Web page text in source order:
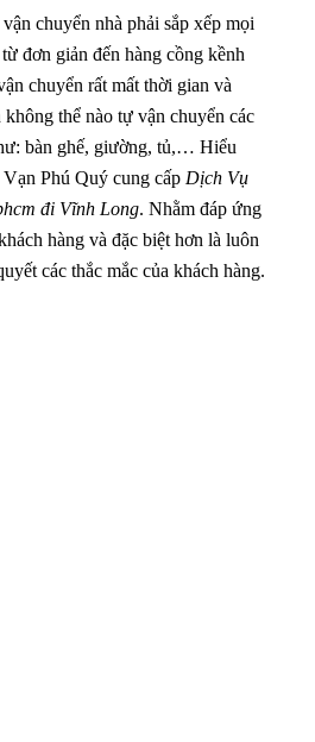
chuyển nhà phải sắp xếp mọi
đơn giản đến hàng cồng kềnh
chuyển rất mất thời gian và
thể nào tự vận chuyển các
bàn ghế, giường, tủ,… Hiểu
Phú Quý cung cấp Dịch Vụ
đi Vĩnh Long. Nhằm đáp ứng
hàng và đặc biệt hơn là luôn
các thắc mắc của khách hàng.